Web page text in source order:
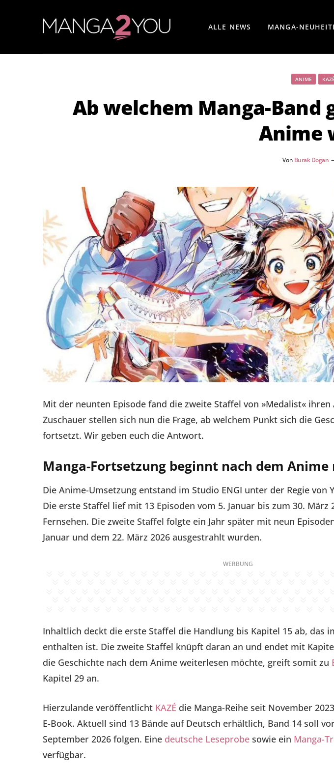
ALLE NEWS MANGA-
ANIME KAZÉ
Ab welchem Manga-
Anime
Von Burak Dogan
Mit der neunten Episode fand die zweite Staffel von »Medalist« ihren
Zuschauer stellen sich nun die Frage, ab welchem Punkt sich die
fortsetzt. Wir geben euch die Antwort.
Manga-Fortsetzung beginnt nach dem Anime
Die Anime-Umsetzung entstand im Studio ENGI unter der Regie von
Die erste Staffel lief mit 13 Episoden vom 5. Januar bis zum 30. März
Fernsehen. Die zweite Staffel folgte ein Jahr später mit neun
Januar und dem 22. März 2026 ausgestrahlt wurden.
WERBUNG
Inhaltlich deckt die erste Staffel die Handlung bis Kapitel 15 ab, das
enthalten ist. Die zweite Staffel knüpft daran an und endet mit
die Geschichte nach dem Anime weiterlesen möchte, greift somit zu
Kapitel 29 an.
Hierzulande veröffentlicht KAZÉ die Manga-Reihe seit November
E-Book. Aktuell sind 13 Bände auf Deutsch erhältlich, Band 14 soll
September 2026 folgen. Eine deutsche Leseprobe sowie ein Manga-
verfügbar.